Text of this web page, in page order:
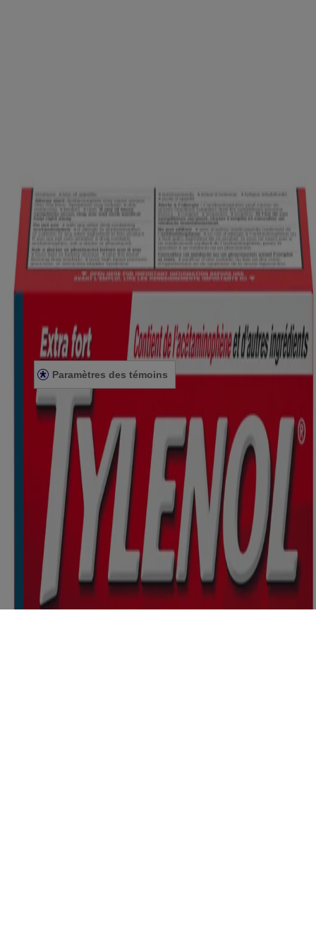
Renseignements de la société
À PROPOS DE NOUS
NOUS JOINDRE
POUR LES PROFESSIONNELS DE LA SANTÉ
SITE AMÉRICAIN
Avis juridiques
CONDITIONS GÉNÉRALES
ÉNONCÉ DE CONFIDENTIALITÉ
ÉNONCÉ SUR L’ACCESSIBILITÉ
Paramètres des témoins
© Kenvue Canada Inc. 2025. Tous droits réservés. Ce site Web est
destiné aux visiteurs du Canada. Les marques de tiers utilisées ici
sont des marques de commerce de leurs propriétaires respectifs.
Assurez-vous que ce produit vous convient. Lisez et respectez
toujours l'étiquette.
Le contenu de ce site ne doit pas être considéré comme des conseils
de nature médicale, et ne doit en aucun cas se substituer aux conseils
et aux services professionnels émanant d’un médecin, d’un pédiatre
ou de tout professionnel de la santé qualifié qui connaît bien votre
dossier médical ou celui de votre enfant. Ce site est offert
uniquement à des fins éducatives et informatives. Si vous avez des
questions, veuillez vous adresser à votre médecin ou à un
pharmacien.